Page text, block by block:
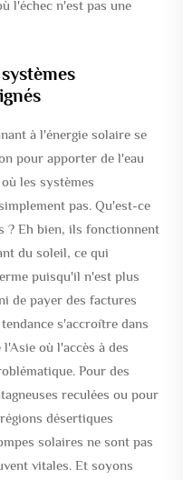
l'échec n'est pas une
à l'énergie solaire se
pour apporter de l'eau
les systèmes
pas. Qu'est-ce
? Eh bien, ils fonctionnent
du soleil, ce qui
puisqu'il n'est plus
de payer des factures
s'accroître dans
où l'accès à des
Pour des
reculées ou pour
désertiques
solaires ne sont pas
vitales. Et soyons